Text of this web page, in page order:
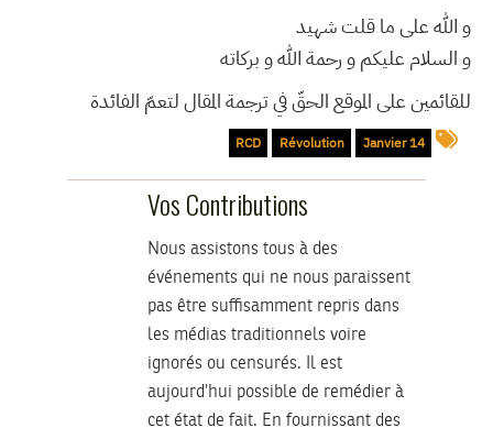
و الله على ما قلت شهيد
و السلام عليكم و رحمة الله و بركاته
للقائمين على الموقع الحقّ في ترجمة المقال لتعمّ الفائدة
14 Janvier
Révolution
RCD
Vos Contributions
Nous assistons tous à des
événements qui ne nous paraissent
pas être suffisamment repris dans
les médias traditionnels voire
ignorés ou censurés. Il est
aujourd’hui possible de remédier à
cet état de fait. En fournissant des